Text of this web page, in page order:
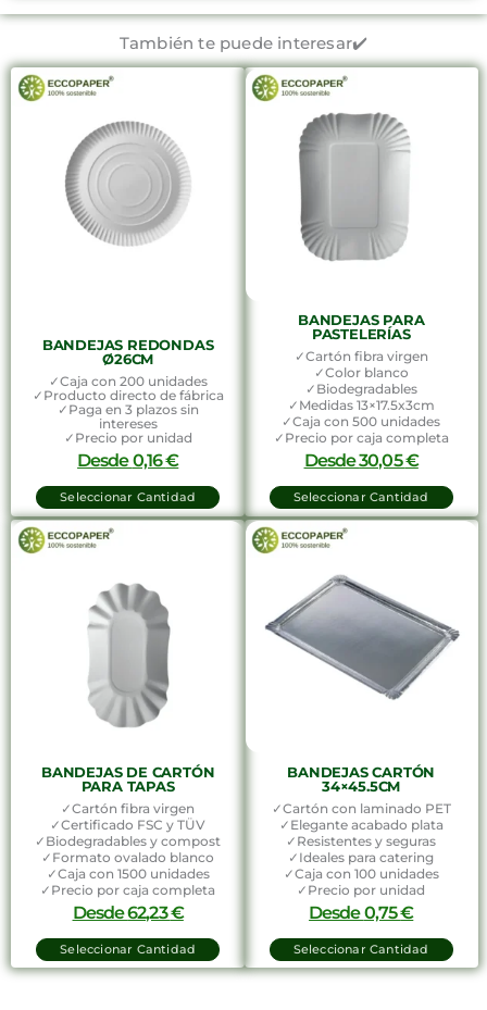
También te puede interesar✔️
BANDEJAS REDONDAS
Ø26CM
✓Caja con 200 unidades
✓Producto directo de fábrica
✓Paga en 3 plazos sin
intereses
✓Precio por unidad
Desde0,16€
Seleccionar Cantidad
BANDEJAS PARA
PASTELERÍAS
✓Cartón fibra virgen
✓Color blanco
✓Biodegradables
✓Medidas 13×17.5x3cm
✓Caja con 500 unidades
✓Precio por caja completa
Desde30,05€
Seleccionar Cantidad
BANDEJAS DE CARTÓN
PARA TAPAS
✓Cartón fibra virgen
✓Certificado FSC y TÜV
✓Biodegradables y compost
✓Formato ovalado blanco
✓Caja con 1500 unidades
✓Precio por caja completa
Desde62,23€
Seleccionar Cantidad
BANDEJAS CARTÓN
34×45.5CM
✓Cartón con laminado PET
✓Elegante acabado plata
✓Resistentes y seguras
✓Ideales para catering
✓Caja con 100 unidades
✓Precio por unidad
Desde0,75€
Seleccionar Cantidad